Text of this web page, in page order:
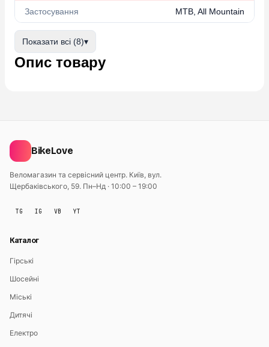
Застосування MTB, All Mountain
Показати всі (8)▾
Опис товару
BikeLove
Веломагазин та сервісний центр. Київ, вул.
Щербаківського, 59. Пн–Нд · 10:00 – 19:00
TG IG VB YT
Каталог
Гірські
Шосейні
Міські
Дитячі
Електро